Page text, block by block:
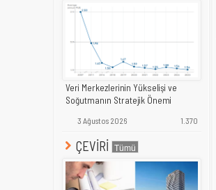
Veri Merkezlerinin Yükselişi ve
Soğutmanın Stratejik Önemi
3 Ağustos 2026 1.370
ÇEVİRİ